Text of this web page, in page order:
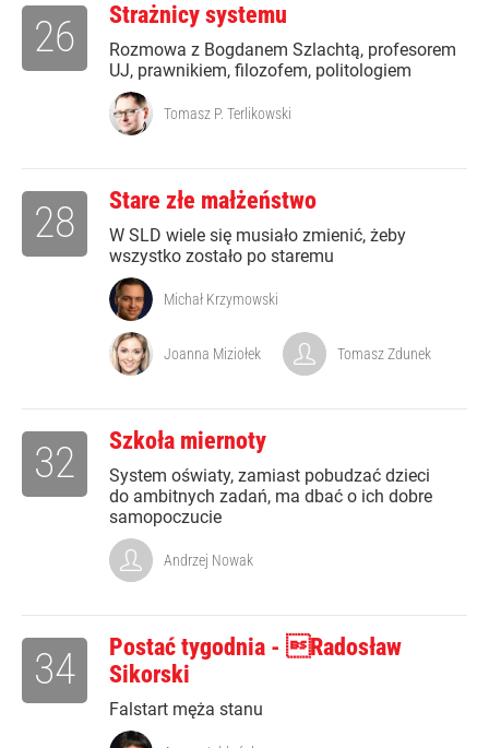
Strażnicy systemu
Rozmowa z Bogdanem Szlachtą, profesorem
UJ, prawnikiem, filozofem, politologiem
26
Tomasz P. Terlikowski
Stare złe małżeństwo
W SLD wiele się musiało zmienić, żeby
wszystko zostało po staremu
28
Michał Krzymowski
Joanna Miziołek Tomasz Zdunek
Szkoła miernoty
System oświaty, zamiast pobudzać dzieci
do ambitnych zadań, ma dbać o ich dobre
samopoczucie
32
Andrzej Nowak
Postać tygodnia - Radosław
Sikorski
Falstart męża stanu
34